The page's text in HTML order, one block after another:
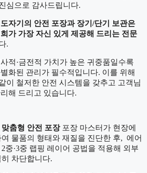
심으로 감사드립니다.
자기의 안전 포장과 장기/단기 보관은
가 가장 자신 있게 제공해 드리는 전문
.
적·금전적 가치가 높은 귀중품일수록
화된 관리가 필수적입니다. 이를 위해
이 철저한 안전 시스템을 갖추고 고객님
해 드리고 있습니다.
맞춤형 안전 포장 포장 마스터가 현장에
물품의 형태와 재질을 진단한 후, 에어
중·3중 랩핑 레이어 공법을 적용해 외부
차단합니다.